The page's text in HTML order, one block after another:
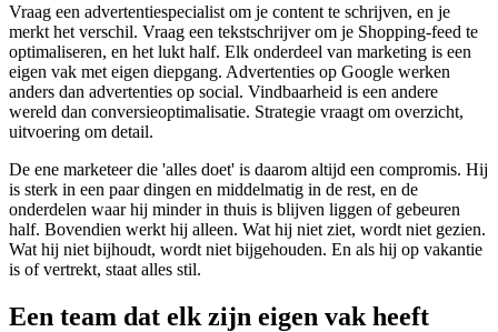
Vraag een advertentiespecialist om je content te schrijven, en je
merkt het verschil. Vraag een tekstschrijver om je Shopping-feed te
optimaliseren, en het lukt half. Elk onderdeel van marketing is een
eigen vak met eigen diepgang. Advertenties op Google werken
anders dan advertenties op social. Vindbaarheid is een andere
wereld dan conversieoptimalisatie. Strategie vraagt om overzicht,
uitvoering om detail.
De ene marketeer die 'alles doet' is daarom altijd een compromis. Hij
is sterk in een paar dingen en middelmatig in de rest, en de
onderdelen waar hij minder in thuis is blijven liggen of gebeuren
half. Bovendien werkt hij alleen. Wat hij niet ziet, wordt niet gezien.
Wat hij niet bijhoudt, wordt niet bijgehouden. En als hij op vakantie
is of vertrekt, staat alles stil.
Een team dat elk zijn eigen vak heeft